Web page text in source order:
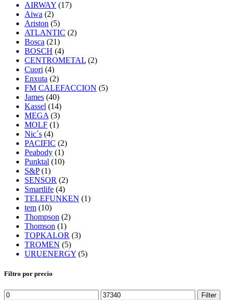
AIRWAY (17)
Aiwa (2)
Ariston (5)
ATLANTIC (2)
Bosca (21)
BOSCH (4)
CENTROMETAL (2)
Cuori (4)
Enxuta (2)
FM CALEFACCION (5)
James (40)
Kassel (14)
MEGA (3)
MOLF (1)
Nic´s (4)
PACIFIC (2)
Peabody (1)
Punktal (10)
S&P (1)
SENSOR (2)
Smartlife (4)
TELEFUNKEN (1)
tem (10)
Thompson (2)
Thomson (1)
TOPKALOR (3)
TROMEN (5)
URUENERGY (5)
Filtro por precio
Filter